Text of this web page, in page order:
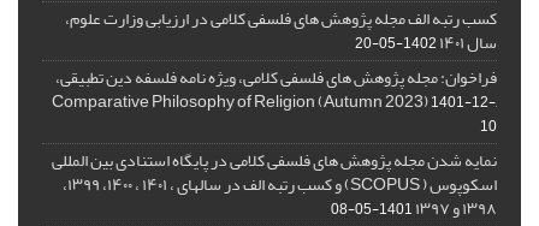
کسب رتبه الف مجله پژوهش های فلسفی کلامی در ارزیابی وزارت علوم،
سال ۱۴۰۱ 1402-05-20
فراخوان: مجله پژوهش های فلسفی کلامی، ویژه نامه فلسفه دین تطبیقی،
,Comparative Philosophy of Religion (Autumn 2023)
1401-12-
10
نمایه شدن مجله پژوهش های فلسفی کلامی در پایگاه استنادی بین المللی
اسکوپوس ( SCOPUS) و کسب رتبه الف در سالهای ، ۱۴۰۱ ، ۱۴۰۰، ۱۳۹۹،
۱۳۹۸ و ۱۳۹۷ 1401-05-08